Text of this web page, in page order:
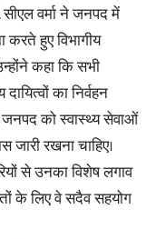
वर्मा ने जनपद में
हुए विभागीय
कहा कि सभी
का निर्वहन
को स्वास्थ्य सेवाओं
रखना चाहिए।
से उनका विशेष लगाव
के लिए वे सदैव सहयोग